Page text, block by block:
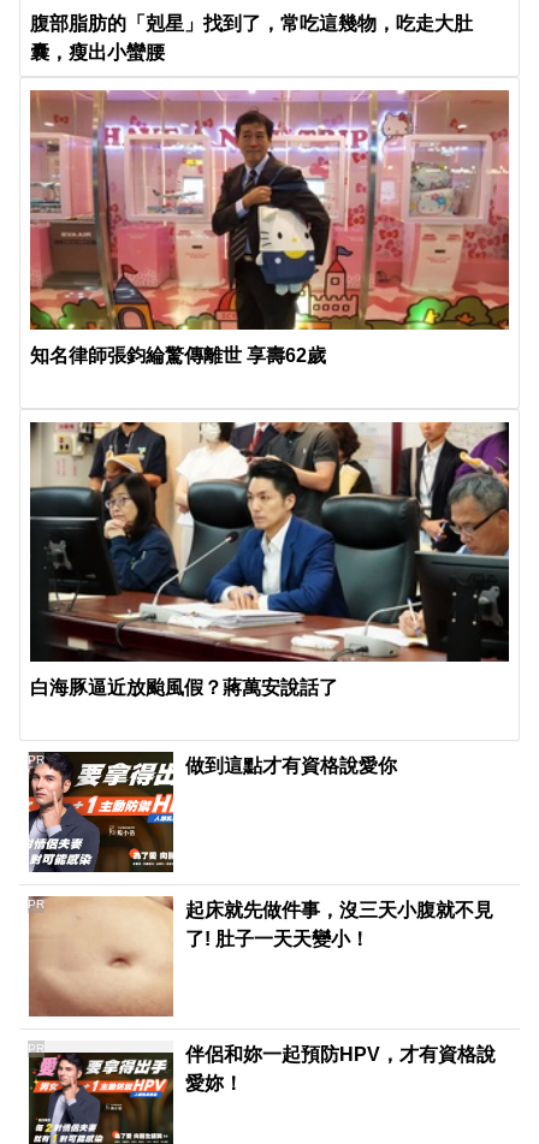
腹部脂肪的「剋星」找到了，常吃這幾物，吃走大肚
囊，瘦出小蠻腰
知名律師張鈞綸驚傳離世 享壽62歲
白海豚逼近放颱風假？蔣萬安說話了
做到這點才有資格說愛你
PR
起床就先做件事，沒三天小腹就不見
了! 肚子一天天變小！
PR
伴侶和妳一起預防HPV，才有資格說
愛妳！
PR